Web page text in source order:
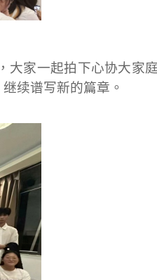
大家一起拍下心协大家
续谱写新的篇章。